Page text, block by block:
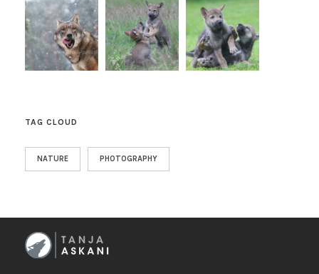
TAG CLOUD
NATURE PHOTOGRAPHY